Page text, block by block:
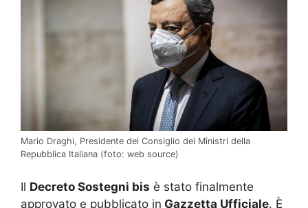
Mario Draghi, Presidente del Consiglio dei Ministri della
Repubblica Italiana (foto: web source)
Il Decreto Sostegni bis è stato finalmente
approvato e pubblicato in Gazzetta Ufficiale. È